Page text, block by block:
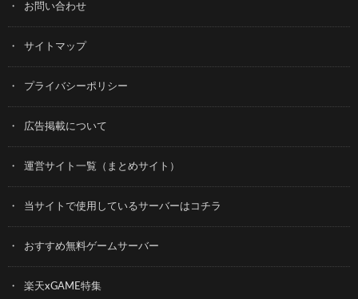
お問い合わせ
サイトマップ
プライバシーポリシー
広告掲載について
運営サイト一覧（まとめサイト）
当サイトで使用しているサーバーはコチラ
おすすめ無料ゲームサーバー
楽天xGAME特集